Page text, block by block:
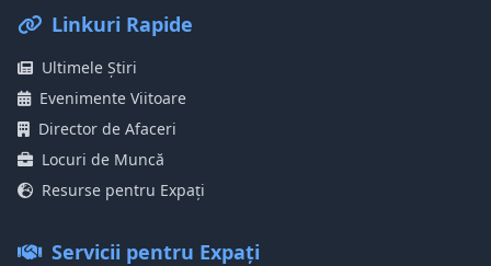
Linkuri Rapide
Ultimele Știri
Evenimente Viitoare
Director de Afaceri
Locuri de Muncă
Resurse pentru Expați
Servicii pentru Expați